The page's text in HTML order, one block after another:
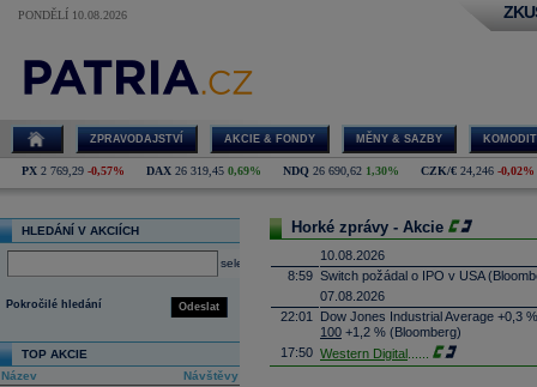
PONDĚLÍ 10.08.2026
ZPRAVODAJSTVÍ AKCIE & FONDY MĚNY & SAZBY
PX 2 769,29 -0,57% DAX 26 319,45 0,69% NDQ 26 690,62 1,30% CZK/€ 24,246 -0,02%
HLEDÁNÍ V AKCIÍCH
select
Odeslat
Pokročilé hledání
TOP AKCIE
Název
Návštěvy
Horké zprávy - Akcie
10.08.2026
8:59 Switch požádal o IPO v USA
07.08.2026
22:01
Dow Jones Industrial Average +0,3
100 +1,2 % (Bloomberg)
17:50 Western Digital